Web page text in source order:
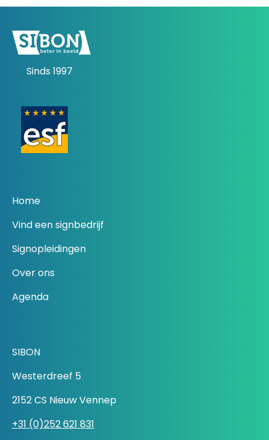
Sinds 1997
Home
Vind een signbedrijf
Signopleidingen
Over ons
Agenda
SIBON
Westerdreef 5
2152 CS Nieuw Vennep
+31 (0)252 621 831